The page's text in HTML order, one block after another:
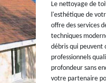
Le nettoyage de
l'esthétique de
offre des services
techniques
débris qui peuvent
professionnels
profondeur sans
votre partenaire